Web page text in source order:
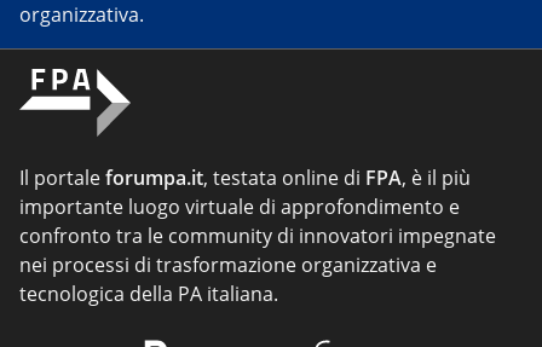
organizzativa.
Il portaleforumpa.it, testata online di FPA, è il più
importante luogo virtuale di approfondimento e
confronto tra le community di innovatori impegnate
nei processi di trasformazione organizzativa e
tecnologica della PA italiana.